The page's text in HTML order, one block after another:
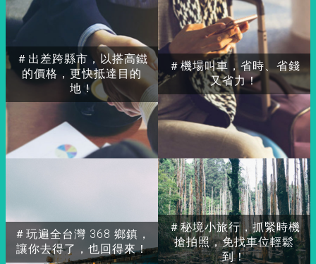
＃出差跨縣市，以搭高鐵
的價格，更快抵達目的
地！
＃玩遍全台灣 368 鄉鎮，
讓你去得了，也回得來！
＃秘境小旅行，抓緊時機
搶拍照，免找車位輕鬆
到！
＃機場叫車，省時、省錢
又省力！